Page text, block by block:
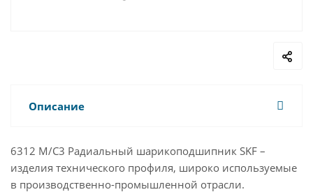
Описание
6312 M/C3 Радиальный шарикоподшипник SKF –
изделия технического профиля, широко используемые
в производственно-промышленной отрасли.